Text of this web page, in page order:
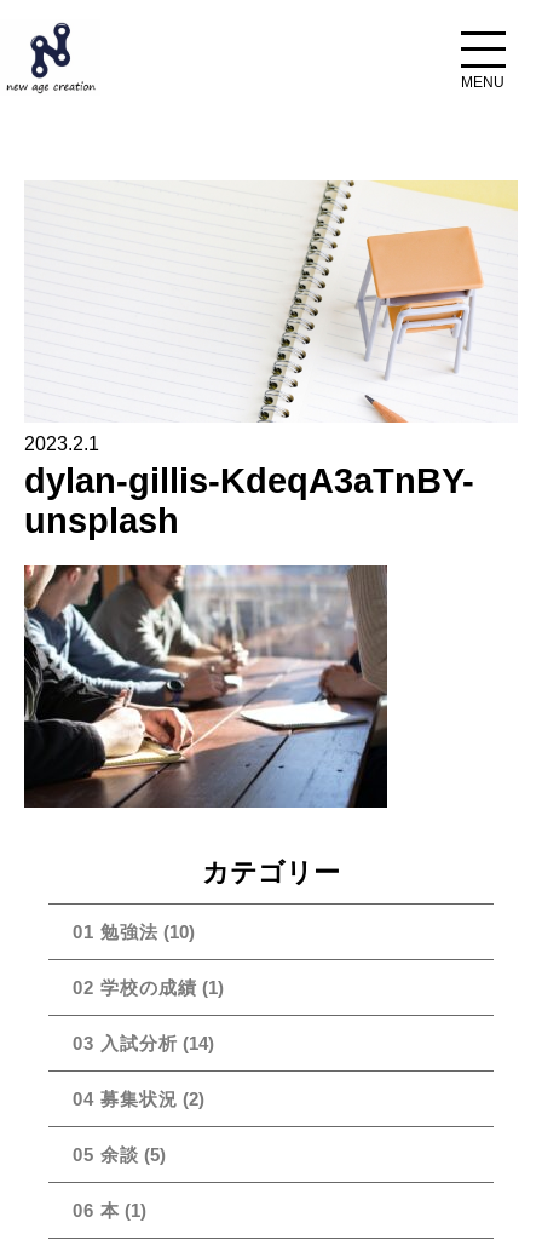
ホーム
2023.2.1
dylan-gillis-KdeqA3aTnBY-
unsplash
カテゴリー
01 勉強法 (10)
02 学校の成績 (1)
03 入試分析 (14)
04 募集状況 (2)
05 余談 (5)
06 本 (1)